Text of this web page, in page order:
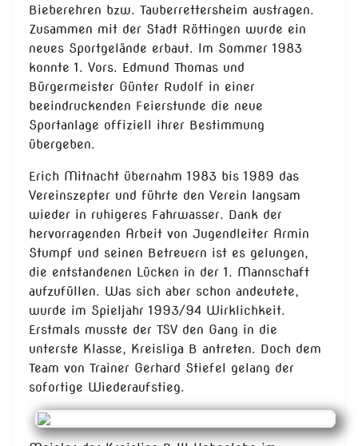
Bieberehren bzw. Tauberrettersheim austragen.
Zusammen mit der Stadt Röttingen wurde ein
neues Sportgelände erbaut. Im Sommer 1983
konnte 1. Vors. Edmund Thomas und
Bürgermeister Günter Rudolf in einer
beeindruckenden Feierstunde die neue
Sportanlage offiziell ihrer Bestimmung
übergeben.
Erich Mitnacht übernahm 1983 bis 1989 das
Vereinszepter und führte den Verein langsam
wieder in ruhigeres Fahrwasser. Dank der
hervorragenden Arbeit von Jugendleiter Armin
Stumpf und seinen Betreuern ist es gelungen,
die entstandenen Lücken in der 1. Mannschaft
aufzufüllen. Was sich aber schon andeutete,
wurde im Spieljahr 1993/94 Wirklichkeit.
Erstmals musste der TSV den Gang in die
unterste Klasse, Kreisliga B antreten. Doch dem
Team von Trainer Gerhard Stiefel gelang der
sofortige Wiederaufstieg.